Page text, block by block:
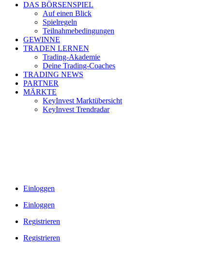
DAS BÖRSENSPIEL
Auf einen Blick
Spielregeln
Teilnahmebedingungen
GEWINNE
TRADEN LERNEN
Trading-Akademie
Deine Trading-Coaches
TRADING NEWS
PARTNER
MÄRKTE
KeyInvest Marktübersicht
KeyInvest Trendradar
Einloggen
Einloggen
Registrieren
Registrieren